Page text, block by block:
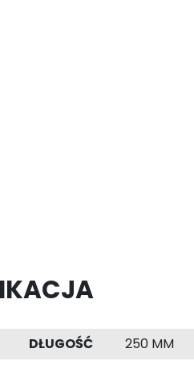
DŁUGOŚĆ
250 MM